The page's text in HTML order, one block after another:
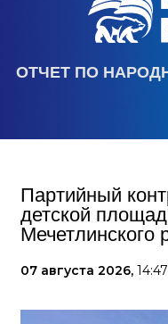
ОТЧЕТ ПО
Партийный
детской
Мечетлинского
07 августа 2026, 14:47